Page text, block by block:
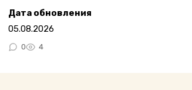
Дата обновления
05.08.2026
0 4